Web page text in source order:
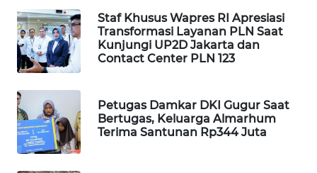
Staf Khusus Wapres RI Apresiasi
Transformasi Layanan PLN Saat
Kunjungi UP2D Jakarta dan
Contact Center PLN 123
Petugas Damkar DKI Gugur Saat
Bertugas, Keluarga Almarhum
Terima Santunan Rp344 Juta
WAHANA
PERSONA
OTOMOTIF
WAHANA
HEALTH